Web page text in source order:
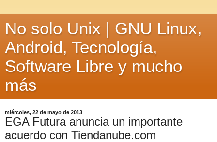
No solo Unix | GNU Linux,
Android, Tecnología,
Software Libre y mucho
más
miércoles, 22 de mayo de 2013
EGA Futura anuncia un importante
acuerdo con Tiendanube.com